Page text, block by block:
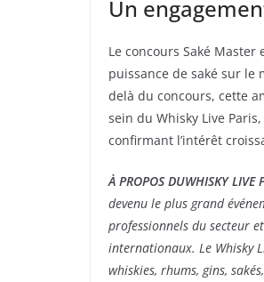
Un
Le concours Saké
puissance de saké sur le
delà du concours, cette
sein du Whisky Live
confirmant l’intérêt
À PROPOS DUWHISKY LIVE
devenu le plus grand
professionnels du secteur
internationaux. Le Whisky
whiskies, rhums, gins,